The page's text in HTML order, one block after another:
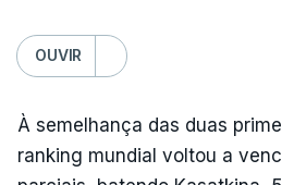
OUVIR
À semelhança das duas
ranking mundial voltou a